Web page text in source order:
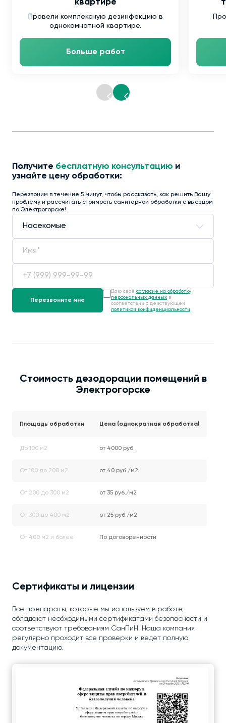
квартире
Провели комплексную дезинфекцию в
однокомнатной квартире.
Больше работ
Получите бесплатную консультацию и
узнайте цену обработки:
Перезвоним в течение 5 минут, чтобы рассказать, как решить Вашу
проблему и рассчитать стоимость санитарной обработки с выездом
по Электрогорске!
Даю своё согласие на обработку
персональных данных в
соответствии с действующей
политикой конфиденциальности .
Стоимость дезодорации помещений в
Электрогорске
Площадь обработки Цена (однократная обработка)
До 100 м2 от 4000 руб.
От 100 до 200 м2 от 40 руб./м2
От 200 до 300 м2 от 35 руб./м2
От 300 до 400 м2 от 25 руб./м2
От 400 м2 и более По договоренности
Сертификаты и лицензии
Все препараты, которые мы используем в работе,
обладают необходимыми сертификатами безопасности и
соответствуют требованиям СанПиН. Наша компания
регулярно проходит все проверки и ведет полную
документацию.